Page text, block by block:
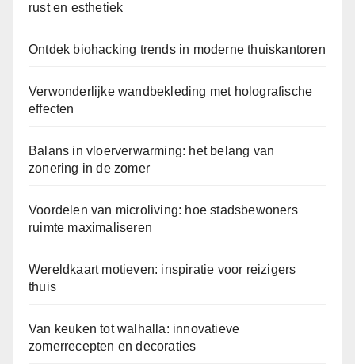
rust en esthetiek
Ontdek biohacking trends in moderne thuiskantoren
Verwonderlijke wandbekleding met holografische
effecten
Balans in vloerverwarming: het belang van
zonering in de zomer
Voordelen van microliving: hoe stadsbewoners
ruimte maximaliseren
Wereldkaart motieven: inspiratie voor reizigers
thuis
Van keuken tot walhalla: innovatieve
zomerrecepten en decoraties